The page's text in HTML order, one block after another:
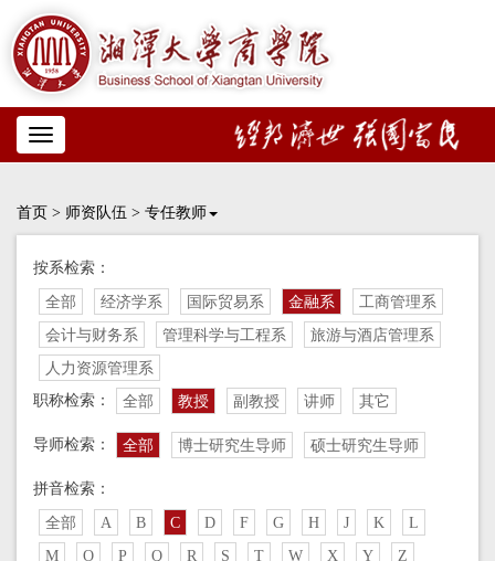
Toggle
navigation
首页 > 师资队伍 > 专任教师
按系检索：
全部 经济学系 国际贸易系 金融系
工商管理系
会计与财务系
管理科学与工程系
旅游与酒店管理系
人力资源管理系
职称检索：
全部 教授 副教授 讲师 其它
导师检索： 全部 博士研究生导师 硕士研究生导师
拼音检索：
全部 A B C D F G H J K
L
M
O P Q R S T W X Y Z